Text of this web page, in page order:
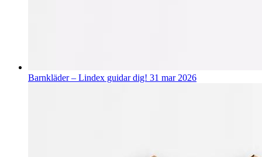
Barnkläder – Lindex guidar dig! 31 mar 2026